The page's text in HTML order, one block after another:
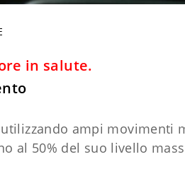
in salute.
ampi movimenti
al 50% del suo livello